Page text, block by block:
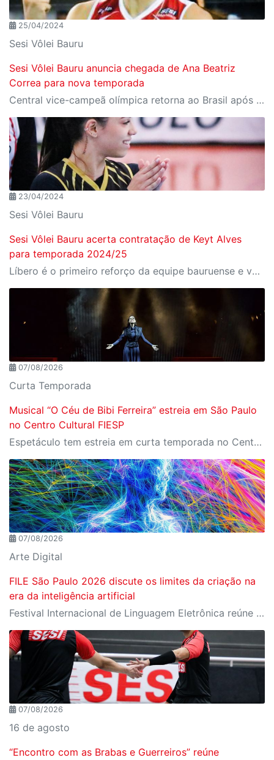
25/04/2024
Sesi Vôlei Bauru
Sesi Vôlei Bauru anuncia chegada de Ana Beatriz
Correa para nova temporada
Central vice-campeã olímpica retorna ao Brasil após três temporadas no exterior
23/04/2024
Sesi Vôlei Bauru
Sesi Vôlei Bauru acerta contratação de Keyt Alves
para temporada 2024/25
Líbero é o primeiro reforço da equipe bauruense e voltará a competir após se recuperar de lesão
07/08/2026
Curta Temporada
Musical “O Céu de Bibi Ferreira” estreia em São Paulo
no Centro Cultural FIESP
Espetáculo tem estreia em curta temporada no Centro Cultural FIESP, no dia 20 de agosto, às 20h.
07/08/2026
Arte Digital
FILE São Paulo 2026 discute os limites da criação na
era da inteligência artificial
Festival Internacional de Linguagem Eletrônica reúne cerca de 150 obras de artistas de diversos países e convida o público a refletir sobre as novas relações entre arte, tecnologia e inteligência artificial
07/08/2026
16 de agosto
“Encontro com as Brabas e Guerreiros” reúne